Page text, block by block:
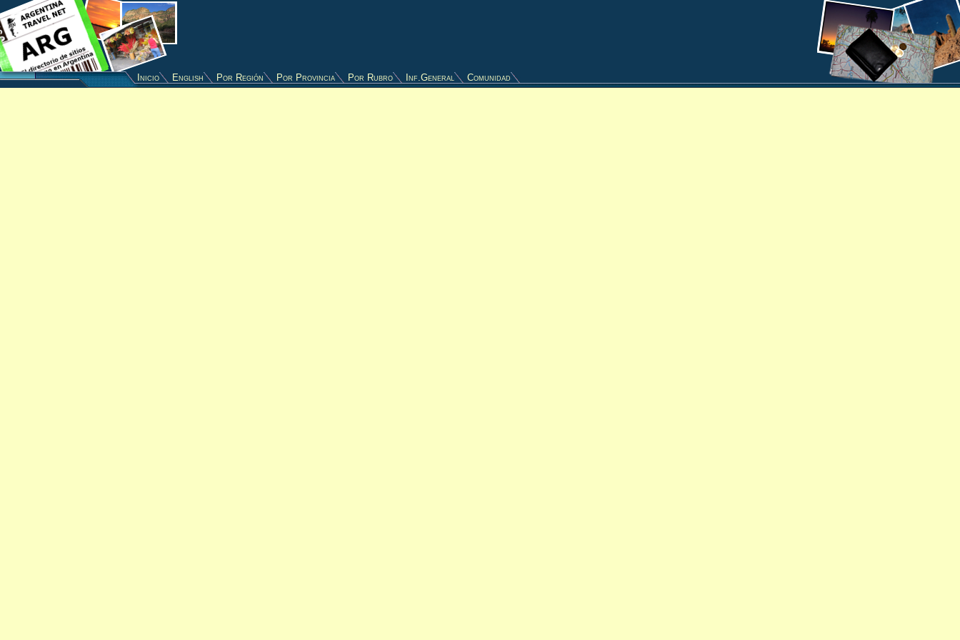
Inicio English Por Región Por Provincia Por Rubro Inf.General Comunidad